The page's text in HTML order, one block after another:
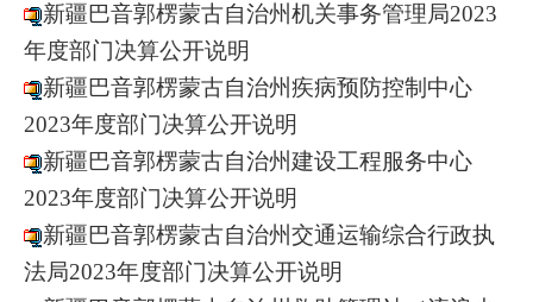
新疆巴音郭楞蒙古自治州机关事务管理局2023
年度部门决算公开说明
新疆巴音郭楞蒙古自治州疾病预防控制中心
2023年度部门决算公开说明
新疆巴音郭楞蒙古自治州建设工程服务中心
2023年度部门决算公开说明
新疆巴音郭楞蒙古自治州交通运输综合行政执
法局2023年度部门决算公开说明